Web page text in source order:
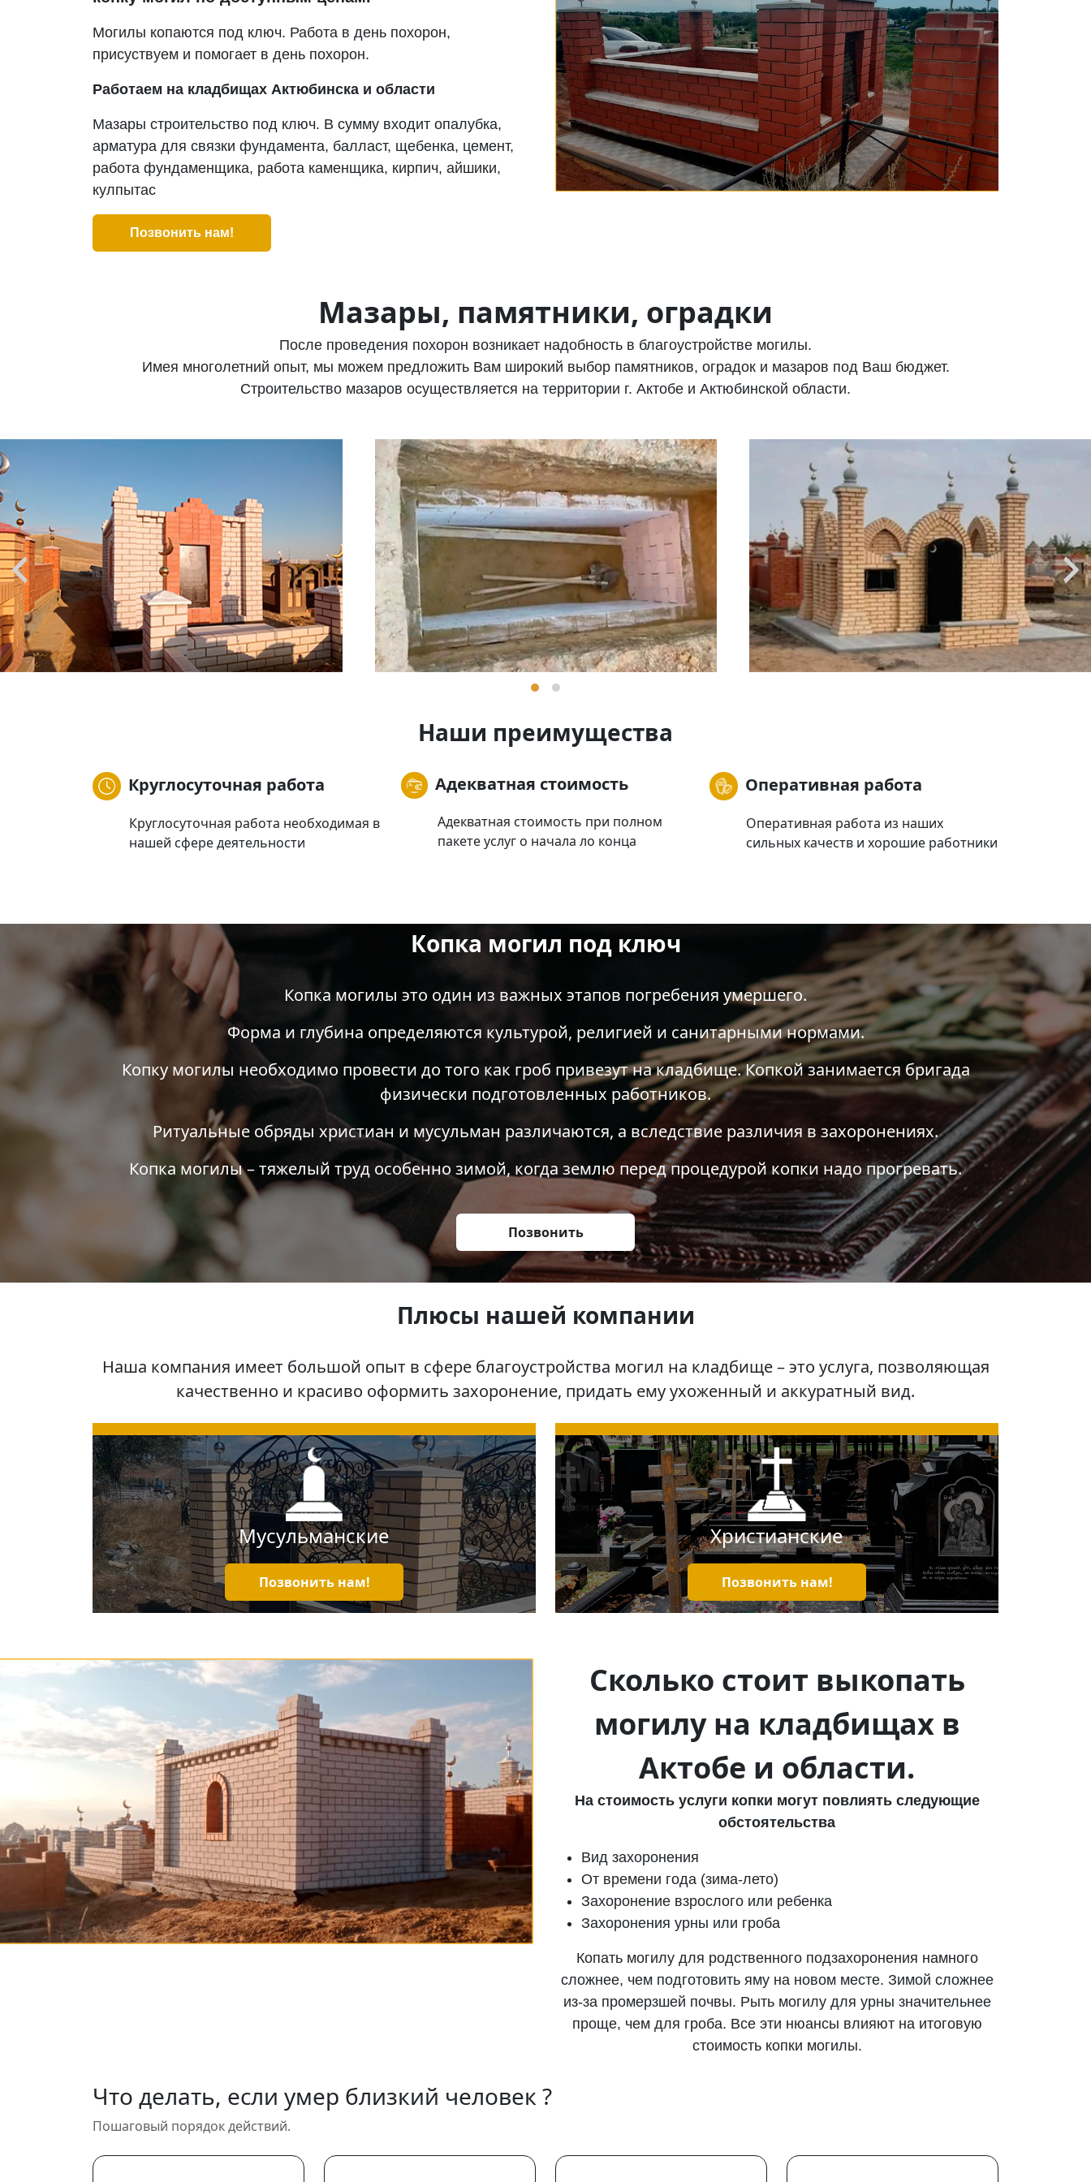
Могилы копаются под ключ. Работа в день похорон,
присуствуем и помогает в день похорон.
Работаем на кладбищах Актюбинска и области
Мазары строительство под ключ. В сумму входит опалубка,
арматура для связки фундамента, балласт, щебенка, цемент,
работа фундаменщика, работа каменщика, кирпич, айшики,
кулпытас
Позвонить нам!
Мазары, памятники, оградки
После проведения похорон возникает надобность в благоустройстве могилы.
Имея многолетний опыт, мы можем предложить Вам широкий выбор памятников, оградок и мазаров под Ваш бюджет.
Строительство мазаров осуществляется на территории г. Актобе и Актюбинской области.
Наши преимущества
Круглосуточная работа
Круглосуточная работа необходимая в
нашей сфере деятельности
Адекватная стоимость
Адекватная стоимость при полном
пакете услуг о начала ло конца
Оперативная работа
Оперативная работа из наших
сильных качеств и хорошие работники
Копка могил под ключ
Копка могилы это один из важных этапов погребения умершего.
Форма и глубина определяются культурой, религией и санитарными нормами.
Копку могилы необходимо провести до того как гроб привезут на кладбище. Копкой занимается бригада
физически подготовленных работников.
Ритуальные обряды христиан и мусульман различаются, а вследствие различия в захоронениях.
Копка могилы – тяжелый труд особенно зимой, когда землю перед процедурой копки надо прогревать.
Позвонить
Плюсы нашей компании
Наша компания имеет большой опыт в сфере благоустройства могил на кладбище – это услуга, позволяющая
качественно и красиво оформить захоронение, придать ему ухоженный и аккуратный вид.
Мусульманские
Позвонить нам!
Христианские
Позвонить нам!
Сколько стоит выкопать
могилу на кладбищах в
Актобе и области.
На стоимость услуги копки могут повлиять следующие
обстоятельства
Вид захоронения
От времени года (зима-лето)
Захоронение взрослого или ребенка
Захоронения урны или гроба
Копать могилу для родственного подзахоронения намного
сложнее, чем подготовить яму на новом месте. Зимой сложнее
из-за промерзшей почвы. Рыть могилу для урны значительнее
проще, чем для гроба. Все эти нюансы влияют на итоговую
стоимость копки могилы.
Что делать, если умер близкий человек ?
Пошаговый порядок действий.